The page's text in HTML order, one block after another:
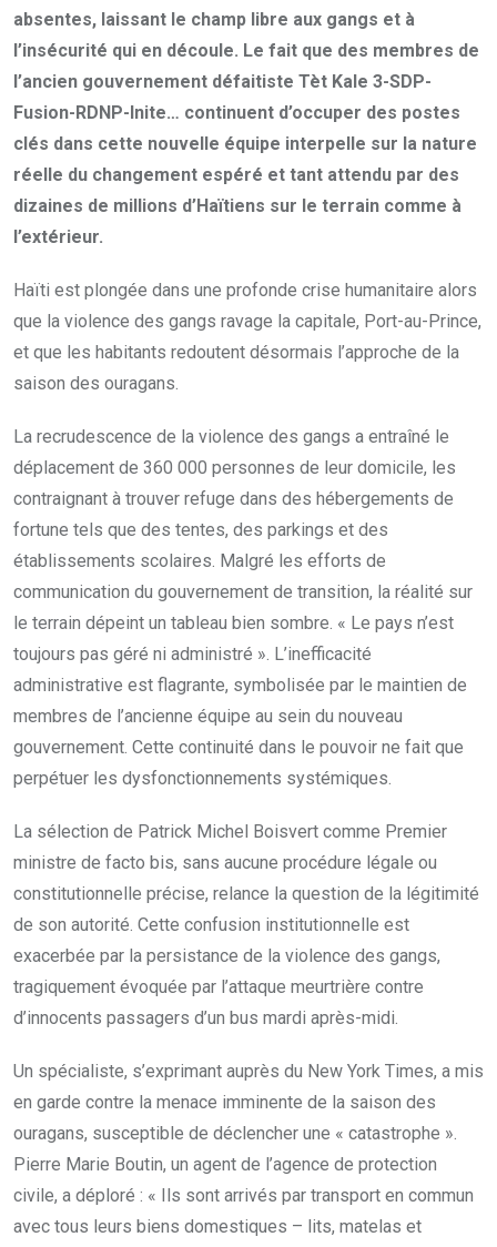
absentes, laissant le champ libre aux gangs et à
l’insécurité qui en découle. Le fait que des membres de
l’ancien gouvernement défaitiste Tèt Kale 3-SDP-
Fusion-RDNP-Inite… continuent d’occuper des postes
clés dans cette nouvelle équipe interpelle sur la nature
réelle du changement espéré et tant attendu par des
dizaines de millions d’Haïtiens sur le terrain comme à
l’extérieur.
Haïti est plongée dans une profonde crise humanitaire alors
que la violence des gangs ravage la capitale, Port-au-Prince,
et que les habitants redoutent désormais l’approche de la
saison des ouragans.
La recrudescence de la violence des gangs a entraîné le
déplacement de 360 000 personnes de leur domicile, les
contraignant à trouver refuge dans des hébergements de
fortune tels que des tentes, des parkings et des
établissements scolaires. Malgré les efforts de
communication du gouvernement de transition, la réalité sur
le terrain dépeint un tableau bien sombre. « Le pays n’est
toujours pas géré ni administré ». L’inefficacité
administrative est flagrante, symbolisée par le maintien de
membres de l’ancienne équipe au sein du nouveau
gouvernement. Cette continuité dans le pouvoir ne fait que
perpétuer les dysfonctionnements systémiques.
La sélection de Patrick Michel Boisvert comme Premier
ministre de facto bis, sans aucune procédure légale ou
constitutionnelle précise, relance la question de la légitimité
de son autorité. Cette confusion institutionnelle est
exacerbée par la persistance de la violence des gangs,
tragiquement évoquée par l’attaque meurtrière contre
d’innocents passagers d’un bus mardi après-midi.
Un spécialiste, s’exprimant auprès du New York Times, a mis
en garde contre la menace imminente de la saison des
ouragans, susceptible de déclencher une « catastrophe ».
Pierre Marie Boutin, un agent de l’agence de protection
civile, a déploré : « Ils sont arrivés par transport en commun
avec tous leurs biens domestiques – lits, matelas et